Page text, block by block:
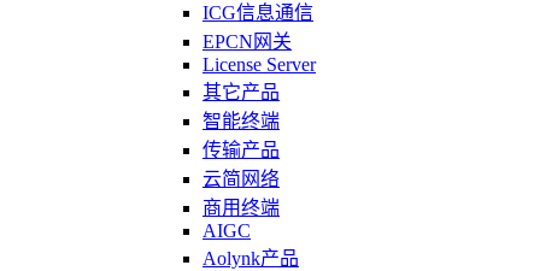
ICG信息通信
EPCN网关
License Server
其它产品
智能终端
传输产品
云简网络
商用终端
AIGC
Aolynk产品